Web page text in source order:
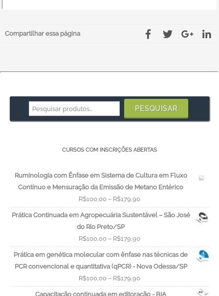
Compartilhar essa página
Pesquisar
por:
PESQUISAR
CURSOS COM INSCRIÇÕES ABERTAS
Ruminologia com Ênfase em Sistema de Cultura em Fluxo
Contínuo e Mensuração da Emissão de Metano Entérico
R$100,00 – R$179,90
Prática Continuada em Agropecuária Sustentável – São José
do Rio Preto/SP
R$100,00 – R$179,90
Prática em genética molecular com ênfase nas técnicas de
PCR convencional e quantitativa (qPCR) - Nova Odessa/SP
R$100,00 – R$179,90
Capacitação continuada em editoração - BIA